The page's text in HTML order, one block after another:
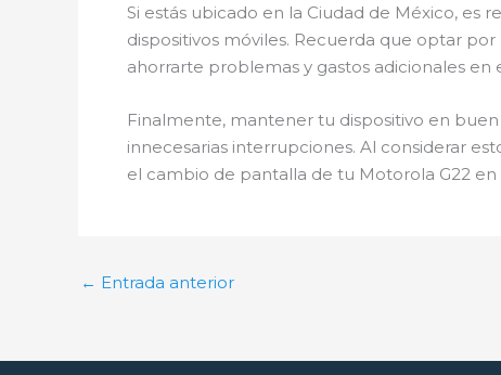
Si estás ubicado en la Ciudad de México, es
dispositivos móviles. Recuerda que optar
ahorrarte problemas y gastos adicionales en
Finalmente, mantener tu dispositivo en
innecesarias interrupciones. Al considerar
el cambio de pantalla de tu Motorola G22
← Entrada anterior